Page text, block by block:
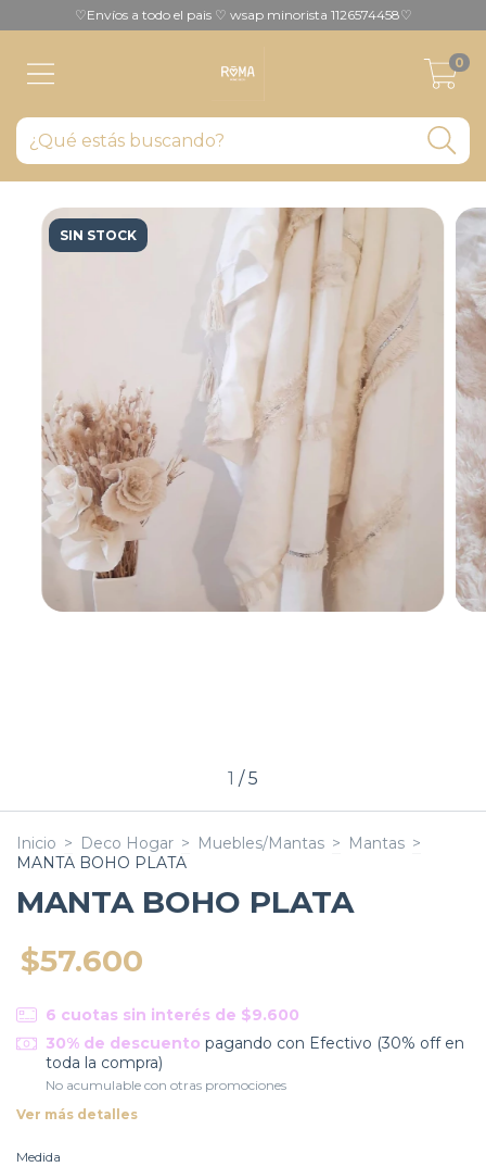
♡Envíos a todo el pais ♡ wsap minorista 1126574458♡
0
SIN STOCK
1 /5
Inicio > Deco Hogar > Muebles/Mantas > Mantas >
MANTA BOHO PLATA
MANTA BOHO PLATA
$57.600
6 cuotas sin interés de $9.600
30% de descuento pagando con Efectivo (30% off en
toda la compra)
No acumulable con otras promociones
Ver más detalles
Medida